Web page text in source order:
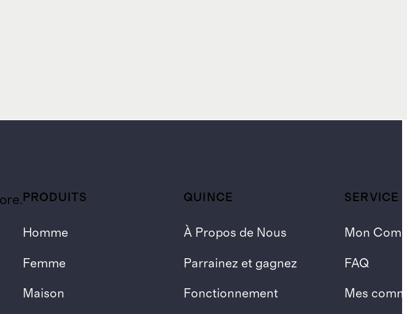
PRODUITS
Homme
Femme
Maison
QUINCE
À Propos de Nous
Parrainez et gagnez
Fonctionnement
SERVICE
Mon
FAQ
Mes